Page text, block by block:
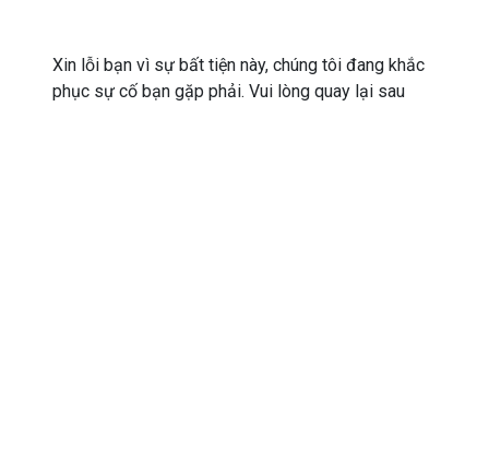
Xin lỗi bạn vì sự bất tiện này, chúng tôi đang khắc
phục sự cố bạn gặp phải. Vui lòng quay lại sau